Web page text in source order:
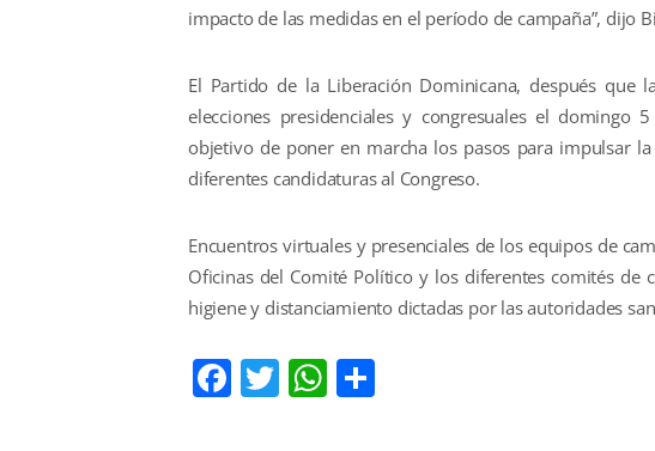
impacto de las medidas en el período de campaña”, dijo
El Partido de la Liberación Dominicana, después que
elecciones presidenciales y congresuales el
objetivo de poner en marcha los pasos para impulsar
diferentes candidaturas al Congreso.
Encuentros virtuales y presenciales de los equipos de
Oficinas del Comité Político y los diferentes comités de
higiene y distanciamiento dictadas por las autoridades
Facebook
TwitterWhatsApp